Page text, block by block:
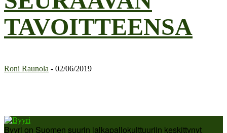
TAVOITTEENSA
Roni Raunola - 02/06/2019
Byyri on Suomen suurin jalkapallokulttuuriin keskittynyt